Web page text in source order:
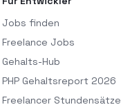
Jobs finden
Freelance Jobs
Gehalts-Hub
PHP Gehaltsreport 2026
Freelancer Stundensätze